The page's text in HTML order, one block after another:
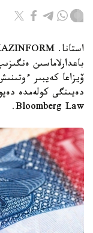
باعدارلاماسىن
دەيىنگى كولەمدە
Bloomberg Law.